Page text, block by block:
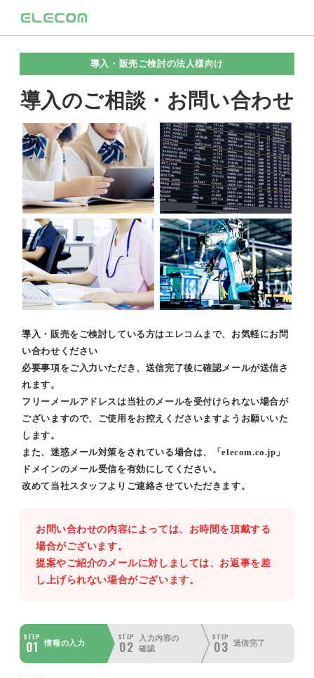
導入・販売ご検討の法人様向け
導入のご相談・お問い合わせ
導入・販売をご検討している方はエレコムまで、お気軽にお問
い合わせください
必要事項をご入力いただき、送信完了後に確認メールが送信さ
れます。
フリーメールアドレスは当社のメールを受付けられない場合が
ございますので、ご使用をお控えくださいますようお願いいた
します。
また、迷惑メール対策をされている場合は、「elecom.co.jp」
ドメインのメール受信を有効にしてください。
改めて当社スタッフよりご連絡させていただきます。
お問い合わせの内容によっては、お時間を頂戴する
場合がございます。
提案やご紹介のメールに対しましては、お返事を差
し上げられない場合がございます。
STEP
01 情報の入力
STEP
02
入力内容の
確認
STEP
03 送信完了